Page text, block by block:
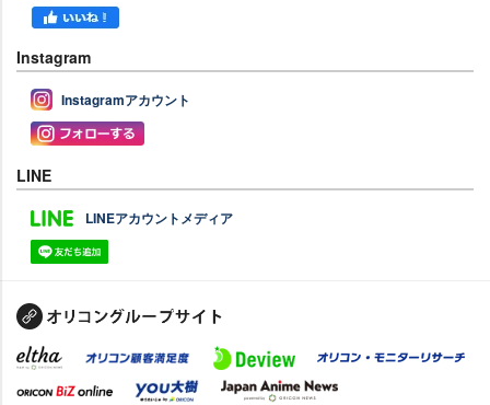
Instagram
Instagramアカウント
LINE
LINEアカウントメディア